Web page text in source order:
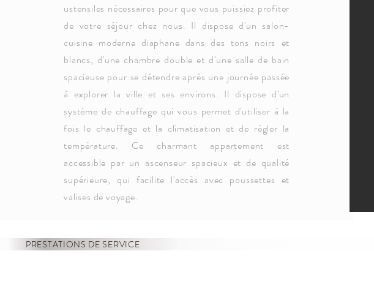
ustensiles nécessaires pour que vous puissiez profiter
de votre séjour chez nous. Il dispose d'un salon-
cuisine moderne diaphane dans des tons noirs et
blancs, d'une chambre double et d'une salle de bain
spacieuse pour se détendre après une journée passée
à explorer la ville et ses environs. Il dispose d'un
système de chauffage qui vous permet d'utiliser à la
fois le chauffage et la climatisation et de régler la
température. Ce charmant appartement est
accessible par un ascenseur spacieux et de qualité
supérieure, qui facilite l'accès avec poussettes et
valises de voyage.
PRESTATIONS DE SERVICE